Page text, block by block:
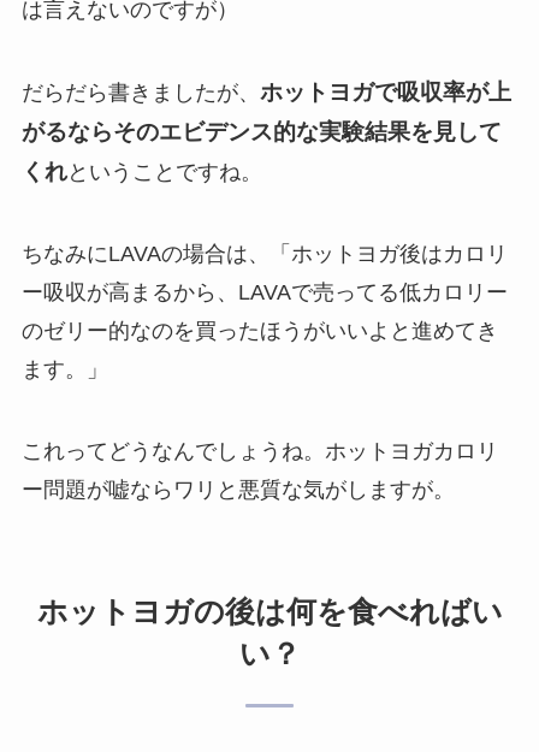
は言えないのですが）
だらだら書きましたが、 ホットヨガで吸収率が上
がるならそのエビデンス的な実験結果を見して
くれということですね。
ちなみにLAVAの場合は、「ホットヨガ後はカロリ
ー吸収が高まるから、LAVAで売ってる低カロリー
のゼリー的なのを買ったほうがいいよと進めてき
ます。」
これってどうなんでしょうね。ホットヨガカロリ
ー問題が嘘ならワリと悪質な気がしますが。
ホットヨガの後は何を食べればい
い？